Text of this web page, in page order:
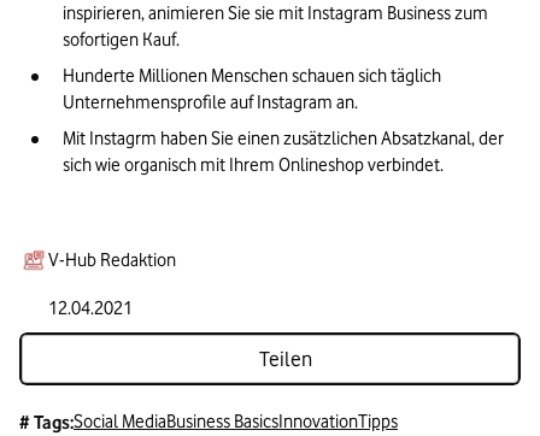
inspirieren, animieren Sie sie mit Instagram Business zum
sofortigen Kauf.
Hunderte Millionen Menschen schauen sich täglich
Unternehmensprofile auf Instagram an.
Mit Instagrm haben Sie einen zusätzlichen Absatzkanal, der
sich wie organisch mit Ihrem Onlineshop verbindet.
V-Hub Redaktion
12.04.2021
Teilen
# Tags:Social MediaBusiness BasicsInnovationTipps